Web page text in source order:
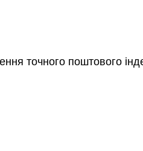
точного поштового